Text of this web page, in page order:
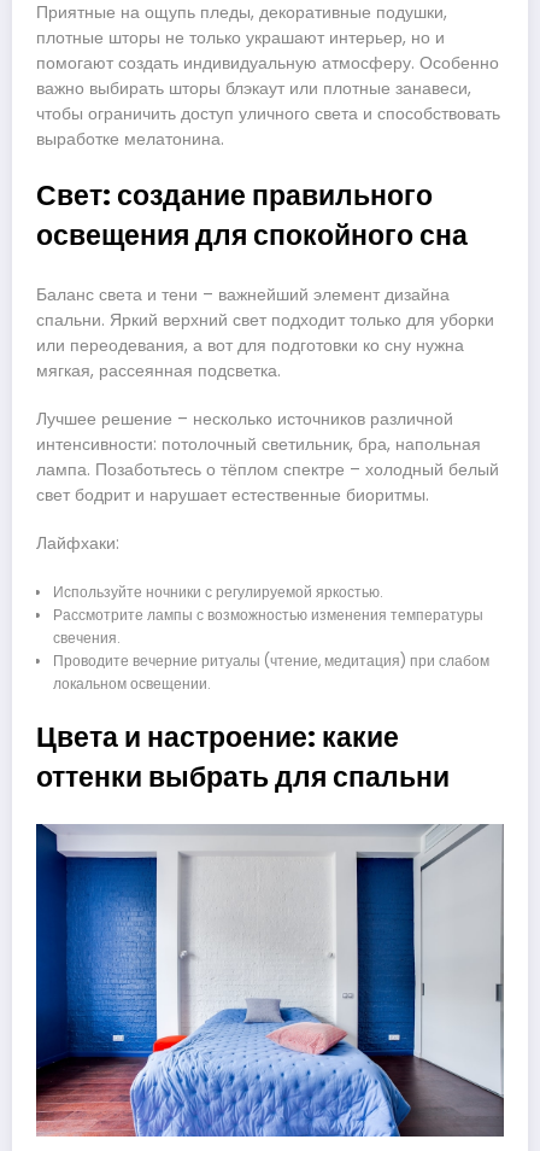
Приятные на ощупь пледы, декоративные подушки,
плотные шторы не только украшают интерьер, но и
помогают создать индивидуальную атмосферу. Особенно
важно выбирать шторы блэкаут или плотные занавеси,
чтобы ограничить доступ уличного света и способствовать
выработке мелатонина.
Свет: создание правильного
освещения для спокойного сна
Баланс света и тени – важнейший элемент дизайна
спальни. Яркий верхний свет подходит только для уборки
или переодевания, а вот для подготовки ко сну нужна
мягкая, рассеянная подсветка.
Лучшее решение – несколько источников различной
интенсивности: потолочный светильник, бра, напольная
лампа. Позаботьтесь о тёплом спектре – холодный белый
свет бодрит и нарушает естественные биоритмы.
Лайфхаки:
Используйте ночники с регулируемой яркостью.
Рассмотрите лампы с возможностью изменения температуры
свечения.
Проводите вечерние ритуалы (чтение, медитация) при слабом
локальном освещении.
Цвета и настроение: какие
оттенки выбрать для спальни